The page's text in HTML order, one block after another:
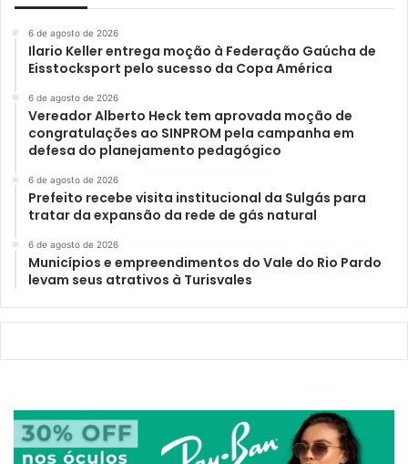
6 de agosto de 2026
Ilario Keller entrega moção à Federação Gaúcha de
Eisstocksport pelo sucesso da Copa América
6 de agosto de 2026
Vereador Alberto Heck tem aprovada moção de
congratulações ao SINPROM pela campanha em
defesa do planejamento pedagógico
6 de agosto de 2026
Prefeito recebe visita institucional da Sulgás para
tratar da expansão da rede de gás natural
6 de agosto de 2026
Municípios e empreendimentos do Vale do Rio Pardo
levam seus atrativos à Turisvales